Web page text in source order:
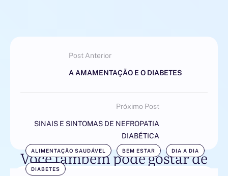
Post Anterior
A AMAMENTAÇÃO E O DIABETES
Próximo Post
SINAIS E SINTOMAS DE NEFROPATIA
DIABÉTICA
Você também pode gostar de
ALIMENTAÇÃO SAUDÁVEL BEM ESTAR DIA A DIA
DIABETES